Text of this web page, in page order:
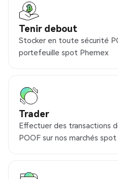
Tenir debout
Stocker en toute sécurité
portefeuille spot Phemex
Trader
Effectuer des transactions
POOF sur nos marchés